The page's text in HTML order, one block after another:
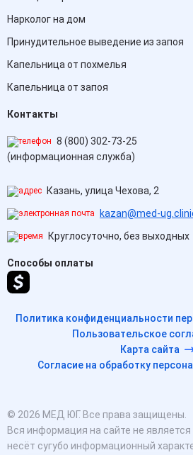
Нарколог на дом
Принудительное выведение из запоя
Капельница от похмелья
Капельница от запоя
Контакты
8 (800) 302-73-25
(информационная служба)
Казань, улица Чехова, 2
kazan@med-
Круглосуточно, без выходных
Способы оплаты
Политика конфиденциальности
Пользовательское
Карта сайта
Согласие на обработку
© 2026 МЕД ЮГ. Все права защищены.
Вся информация на сайте не
несёт сугубо информационный